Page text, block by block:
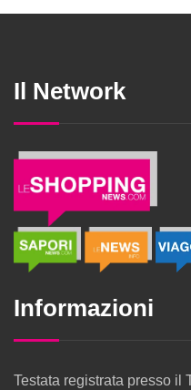
Il Network
Informazioni
Testata registrata presso il